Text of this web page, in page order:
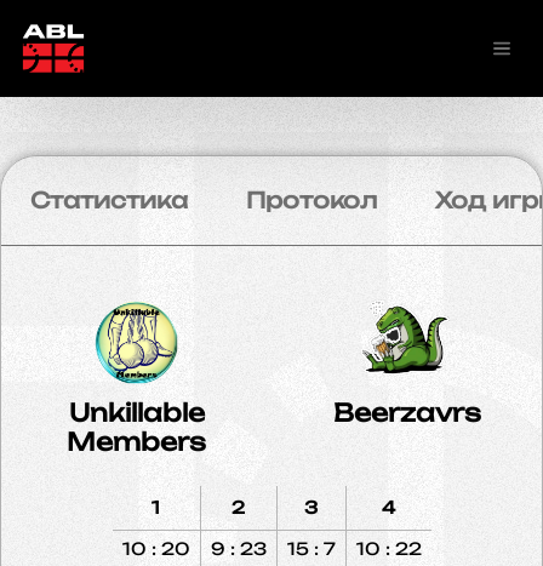
Статистика Протокол Ход
Unkillable
Members
Beerzavrs
1
10 : 20
2
9 : 23
3
15 : 7
4
10 : 22